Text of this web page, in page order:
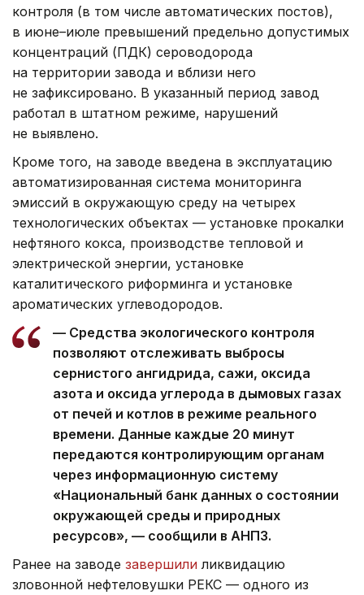
контроля (в том числе автоматических постов),
в июне–июле превышений предельно допустимых
концентраций (ПДК) сероводорода
на территории завода и вблизи него
не зафиксировано. В указанный период завод
работал в штатном режиме, нарушений
не выявлено.
Кроме того, на заводе введена в эксплуатацию
автоматизированная система мониторинга
эмиссий в окружающую среду на четырех
технологических объектах — установке прокалки
нефтяного кокса, производстве тепловой и
электрической энергии, установке
каталитического риформинга и установке
ароматических углеводородов.
— Средства экологического контроля
позволяют отслеживать выбросы
сернистого ангидрида, сажи, оксида
азота и оксида углерода в дымовых газах
от печей и котлов в режиме реального
времени. Данные каждые 20 минут
передаются контролирующим органам
через информационную систему
«Национальный банк данных о состоянии
окружающей среды и природных
ресурсов», — сообщили в АНПЗ.
Ранее на заводе завершили ликвидацию
зловонной нефтеловушки РЕКС — одного из